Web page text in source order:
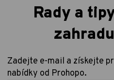
Rady a
Zadejte e-mail a získejte
nabídky od Prohopo.